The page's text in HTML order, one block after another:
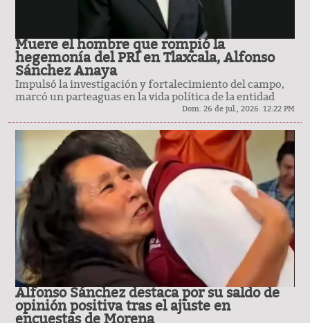
Muere el hombre que rompió la
hegemonía del PRI en Tlaxcala, Alfonso
Sánchez Anaya
Impulsó la investigación y fortalecimiento del campo,
marcó un parteaguas en la vida política de la entidad
Dom. 26 de jul., 2026. 12:22 PM
Alfonso Sánchez destaca por su saldo de
opinión positiva tras el ajuste en